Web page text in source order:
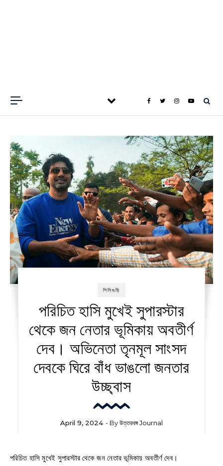
শিলিগুড়ি
পরিচিত হাসি মুখেই সুপারস্টার
থেকে জন নেতার ভূমিকায় অবতীর্ণ
দেব। অভিনেতা তৃনমূল সাংসদ
দেবকে ঘিরে বাঁধ ভাঙলো জনতার
উচ্ছ্বাস
April 9, 2024 - Byউত্তরবঙ্গ Journal
পরিচিত হাসি মুখেই সুপারস্টার থেকে জন নেতার ভূমিকায় অবতীর্ণ দেব।